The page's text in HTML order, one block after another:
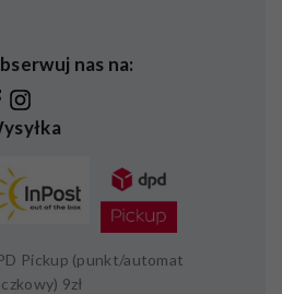
nas na:
Pickup (punkt/automat
9zł